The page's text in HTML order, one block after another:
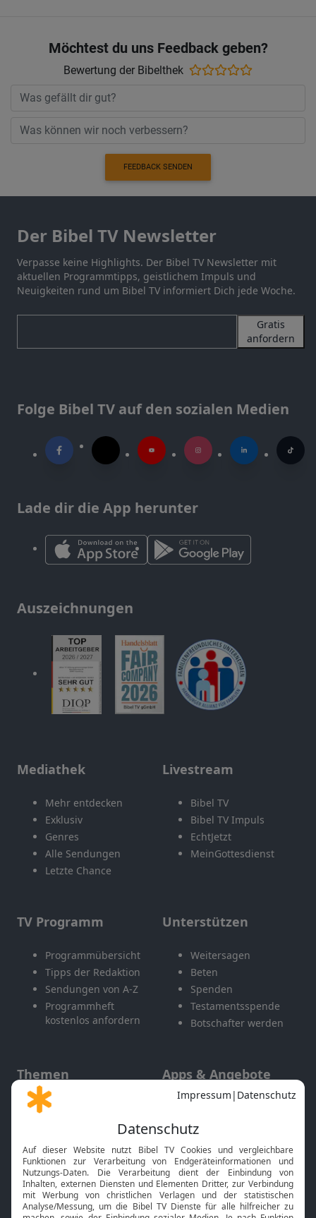
Möchtest du uns Feedback geben?
Bewertung der Bibelthek
FEEDBACK SENDEN
Der Bibel TV Newsletter
Verpasse keine Highlights. Der Bibel TV Newsletter mit
aktuellen Programmtipps, geistlichem Impuls und
Neuigkeiten rund um Bibel TV informiert Dich jede Woche.
Gratis
anfordern
Folge Bibel TV auf den sozialen Medien
Lade dir die App herunter
Auszeichnungen
Mediathek
Mehr entdecken
Exklusiv
Genres
Alle Sendungen
Letzte Chance
Livestream
Bibel TV
Bibel TV Impuls
EchtJetzt
MeinGottesdienst
TV Programm
Programmübersicht
Tipps der Redaktion
Sendungen von A-Z
Programmheft
kostenlos anfordern
Unterstützen
Weitersagen
Beten
Spenden
Testamentsspende
Botschafter werden
Themen
Gott und Bibel erklärt
Neuigkeiten
Apps & Angebote
Mobile App
Smart TV
HbbTV
Bibelthek Online-Bibel
Nächster Gottesdienst